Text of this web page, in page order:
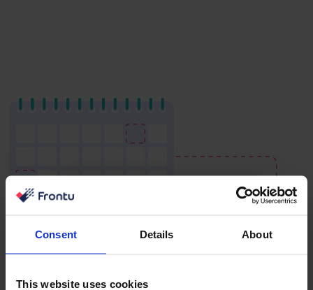
Consent Details About
This website uses cookies